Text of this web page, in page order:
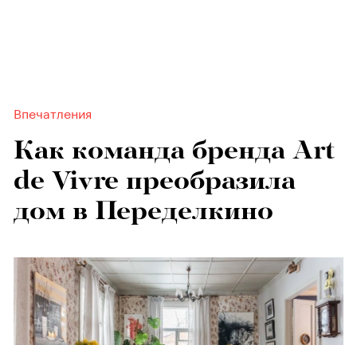
Впечатления
Как команда бренда Art
de Vivre преобразила
дом в Переделкино